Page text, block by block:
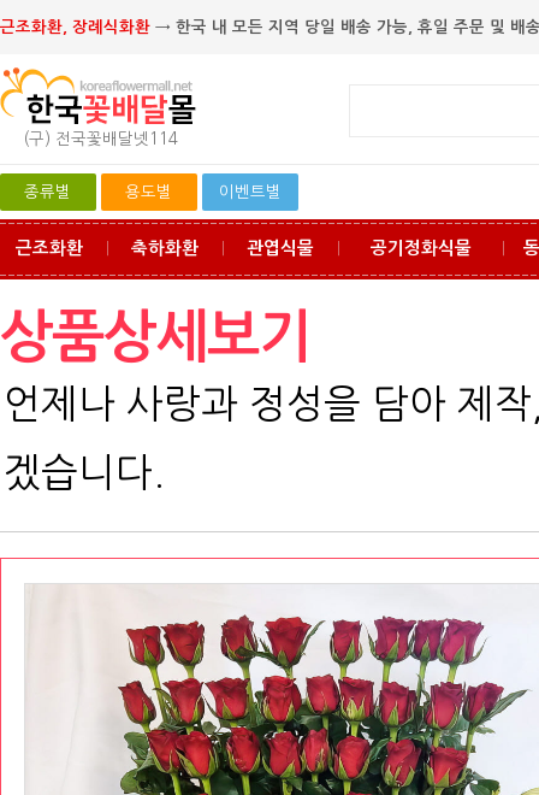
근조화환, 장례식화환 → 한국 내 모든 지역 당일 배송 가능, 휴일 주문 및 배
(구) 전국꽃배달넷114
종류별 용도별 이벤트별
근조화환 축하화환 관엽식물 공기정화식물
상품상세보기
언제나 사랑과 정성을 담아 제
겠습니다.